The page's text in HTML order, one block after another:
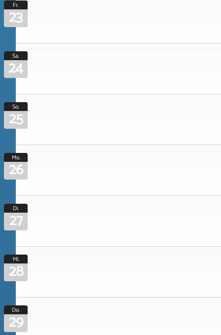
Fr.
23
Sa.
24
So.
25
Mo.
26
Di.
27
Mi.
28
Do.
29